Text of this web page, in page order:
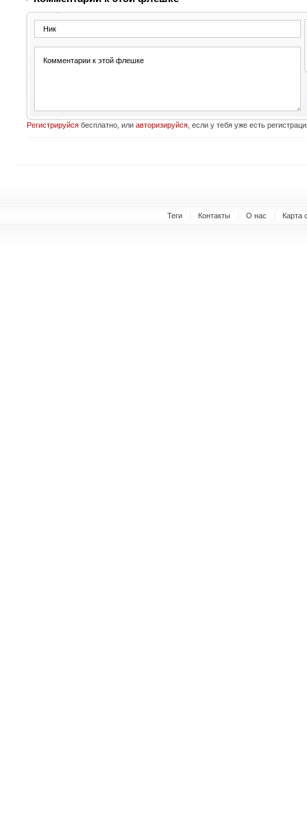
Регистрируйсябесплатно, или авторизируйся, если у тебя уже есть
Теги Контакты О нас Карта